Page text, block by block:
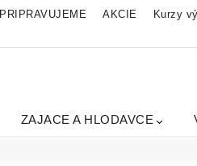
PRIPRAVUJEME AKCIE Kurzy
ZAJACE A HLODAVCE